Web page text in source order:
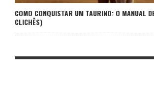
COMO CONQUISTAR UM TAURINO: O MANUAL
CLICHÊS)